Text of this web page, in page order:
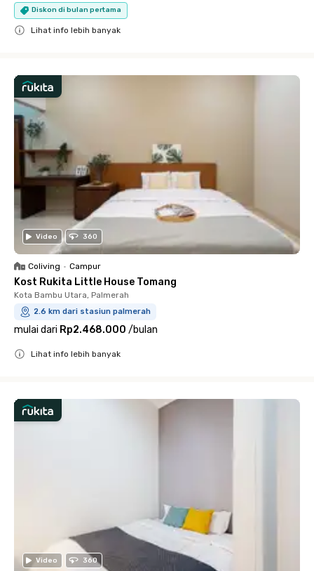
Diskon di bulan pertama
Lihat info lebih banyak
Video 360
Coliving • Campur
Kost Rukita Little House Tomang
Kota Bambu Utara, Palmerah
2.6 km dari stasiun palmerah
mulai dari Rp2.468.000 /bulan
Lihat info lebih banyak
Video 360